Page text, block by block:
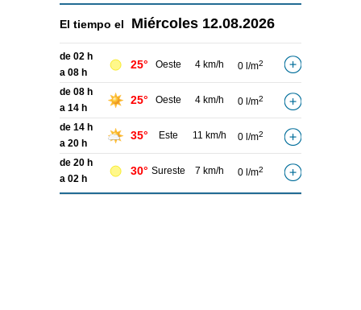
El tiempo el Miércoles 12.08.2026
de 02 h
a 08 h
25° Oeste 4 km/h 0 l/m2
de 08 h
a 14 h
25° Oeste 4 km/h 0 l/m2
de 14 h
a 20 h
35° Este 11 km/h 0 l/m2
de 20 h
a 02 h
30° Sureste 7 km/h 0 l/m2